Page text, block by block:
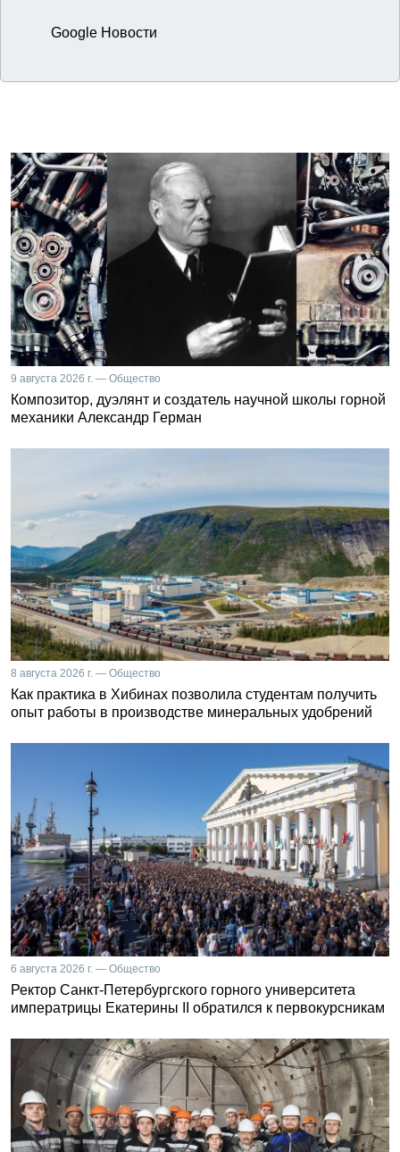
Google Новости
9 августа 2026 г. — Общество
Композитор, дуэлянт и создатель научной школы горной
механики Александр Герман
8 августа 2026 г. — Общество
Как практика в Хибинах позволила студентам получить
опыт работы в производстве минеральных удобрений
6 августа 2026 г. — Общество
Ректор Санкт-Петербургского горного университета
императрицы Екатерины II обратился к первокурсникам